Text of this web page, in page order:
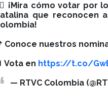
¡Mira cómo votar por
que reconocen
Conoce nuestros
Vota en https://t.co/
— RTVC Colombia